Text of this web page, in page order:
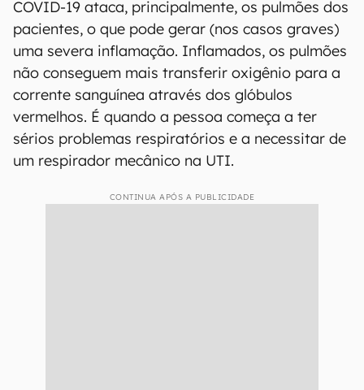
COVID-19 ataca, principalmente, os pulmões dos
pacientes, o que pode gerar (nos casos graves)
uma severa inflamação. Inflamados, os pulmões
não conseguem mais transferir oxigênio para a
corrente sanguínea através dos glóbulos
vermelhos. É quando a pessoa começa a ter
sérios problemas respiratórios e a necessitar de
um respirador mecânico na UTI.
CONTINUA APÓS A PUBLICIDADE